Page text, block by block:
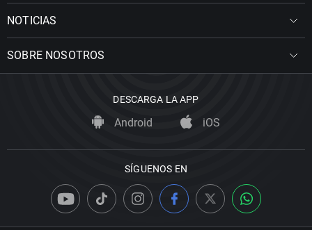
NOTICIAS
SOBRE NOSOTROS
DESCARGA LA APP
Android iOS
SÍGUENOS EN